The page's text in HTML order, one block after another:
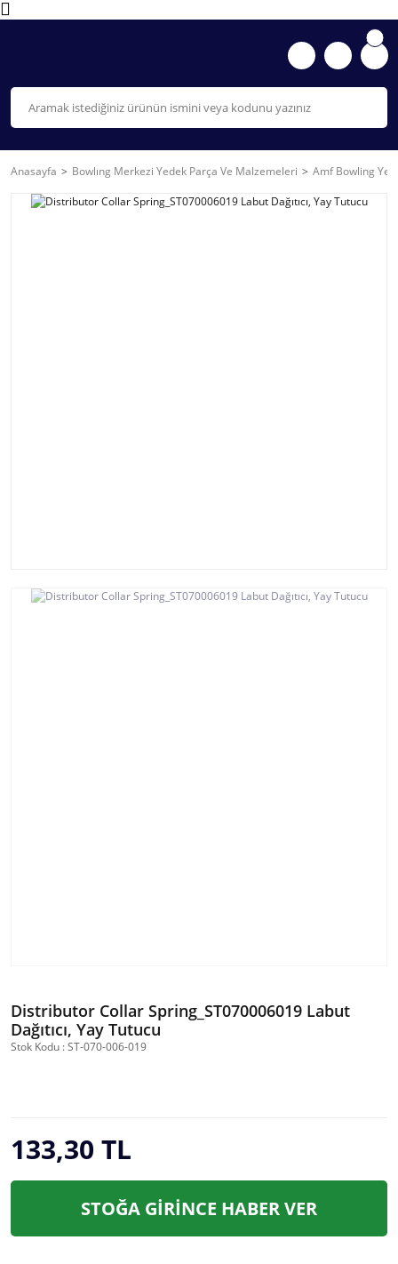
Anasayfa Bowlıng Merkezi Yedek Parça Ve Malzemeleri Amf Bowling
Distributor Collar Spring_ST070006019 Labut
Dağıtıcı, Yay Tutucu
Stok Kodu : ST-070-006-019
133,30 TL
STOĞA GİRİNCE HABER VER